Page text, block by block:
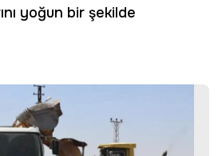
yoğun bir şekilde